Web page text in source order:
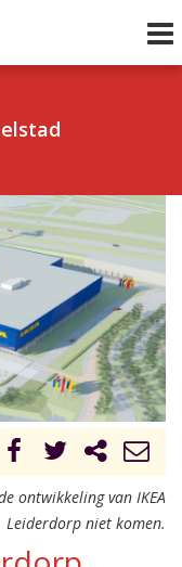
Volgend uur
ontwikkeling van IKEA
Leiderdorp niet komen.